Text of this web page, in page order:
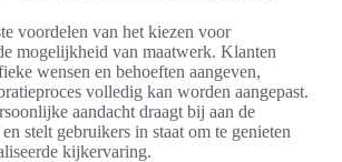
voordelen van het kiezen voor
mogelijkheid van maatwerk. Klanten
wensen en behoeften aangeven,
volledig kan worden aangepast.
aandacht draagt bij aan de
stelt gebruikers in staat om te genieten
kijkervaring.